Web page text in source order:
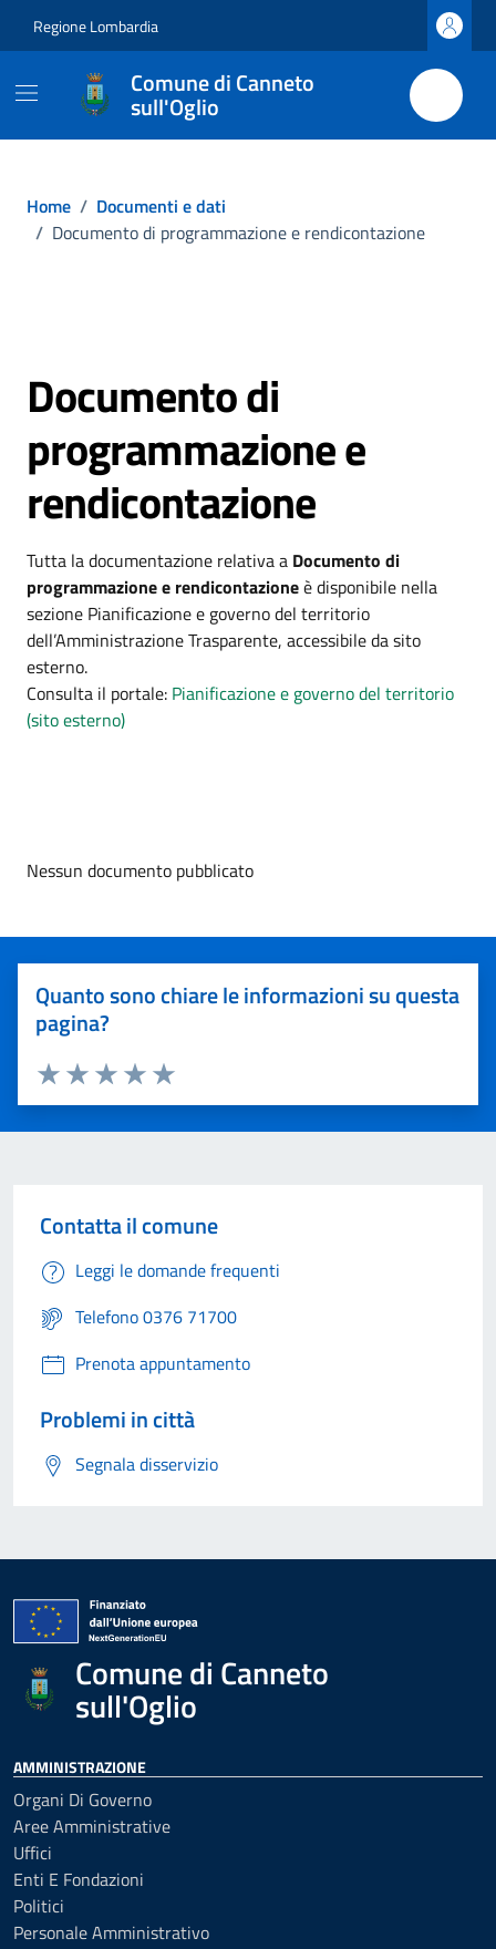
Regione Lombardia
Comune di Canneto
sull'Oglio
Home / Documenti e dati
/ Documento di programmazione e rendicontazione
Documento di
programmazione e
rendicontazione
Tutta la documentazione relativa a Documento di
programmazione e rendicontazioneè disponibile nella
sezione Pianificazione e governo del territorio
dell’Amministrazione Trasparente, accessibile da sito
esterno.
Consulta il portale: Pianificazione e governo del territorio
(sito esterno)
Nessun documento pubblicato
Quanto sono chiare le informazioni su questa
pagina?
Valuta 5 stelle su 5
Valuta 4 stelle su 5
Valuta 3 stelle su 5
Valuta 2 stelle su 5
Valuta 1 stelle su 5
Contatta il comune
Leggi le domande frequenti
Telefono 0376 71700
Prenota appuntamento
Problemi in città
Segnala disservizio
Comune di Canneto
sull'Oglio
AMMINISTRAZIONE
Organi Di Governo
Aree Amministrative
Uffici
Enti E Fondazioni
Politici
Personale Amministrativo